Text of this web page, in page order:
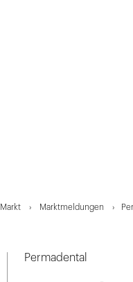
Markt Marktmeldungen
Permadental